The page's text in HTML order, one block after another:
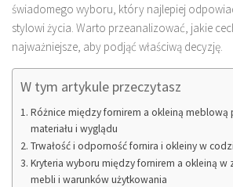
świadomego wyboru, który najlepiej
stylowi życia. Warto przeanalizować, jakie
najważniejsze, aby podjąć właściwą decyzję.
W tym artykule przeczytasz
Różnice między fornirem a okleiną
materiału i wyglądu
Trwałość i odporność fornira i okleiny w
Kryteria wyboru między fornirem a okleiną w
mebli i warunków użytkowania